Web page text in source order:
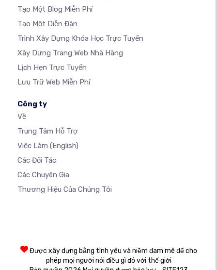
Tạo Một Blog Miễn Phí
Tạo Một Diễn Đàn
Trình Xây Dựng Khóa Học Trực Tuyến
Xây Dựng Trang Web Nhà Hàng
Lịch Hẹn Trực Tuyến
Lưu Trữ Web Miễn Phí
Công ty
Về
Trung Tâm Hỗ Trợ
Việc Làm (English)
Các Đối Tác
Các Chuyên Gia
Thương Hiệu Của Chúng Tôi
Được xây dựng bằng tình yêu và niềm đam mê để cho
phép mọi người nói điều gì đó với thế giới